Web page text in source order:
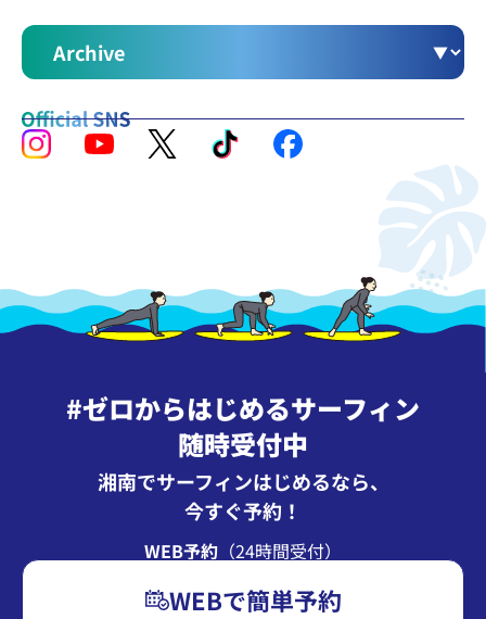
#ゼロからはじめるサーフィン
随時受付中
湘南でサーフィンはじめるなら、
今すぐ予約！
WEB予約 （24時間受付）
WEBで簡単予約